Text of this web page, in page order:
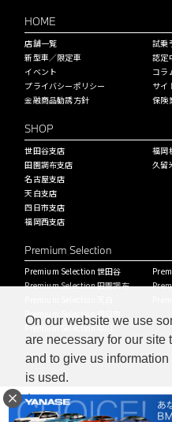
HOME
店舗一覧
新型車／限定車
イベント
プライバシーポリシー
金融商品勧誘方針
試乗
認定
コラ
サイ
保険
SHOP
世田谷支店
田園調布支店
名古屋支店
天白支店
四日市支店
福岡西支店
福岡
久留
Premium Selection
Premium Selection 世田谷
Premium Selection 田園調布
Premium Selection 四日市
Premium Selection 中川
On our website we use
are necessary for our site
and to give us
is used.
Learn more